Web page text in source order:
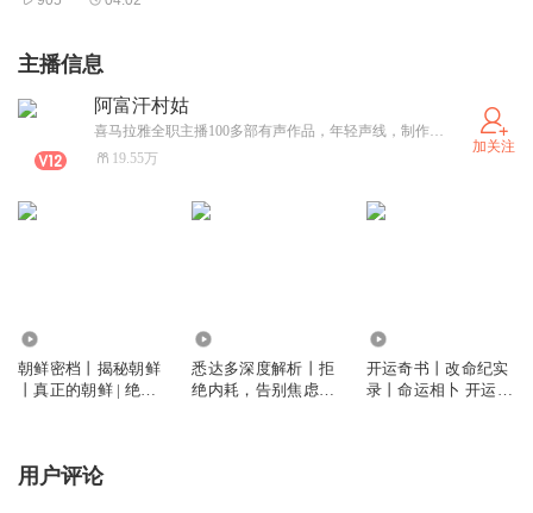
主播信息
阿富汗村姑
喜马拉雅全职主播100多部有声作品，年轻声线，制作团队，运 营团队成熟，合作戳
19.55万
加关注
朝鲜密档丨揭秘朝鲜
丨真正的朝鲜 | 绝密
悉达多深度解析丨拒
绝内耗，告别焦虑丨
开运奇书丨改命纪实
录丨命运相卜 开运
用户评论